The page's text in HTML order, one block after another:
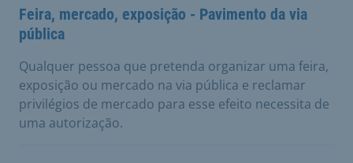
Feira, mercado, exposição - Pavimento da via
pública
Qualquer pessoa que pretenda organizar uma feira,
exposição ou mercado na via pública e reclamar
privilégios de mercado para esse efeito necessita de
uma autorização.